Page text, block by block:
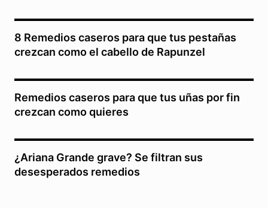
8 Remedios caseros para que tus pestañas
crezcan como el cabello de Rapunzel
Remedios caseros para que tus uñas por fin
crezcan como quieres
¿Ariana Grande grave? Se filtran sus
desesperados remedios